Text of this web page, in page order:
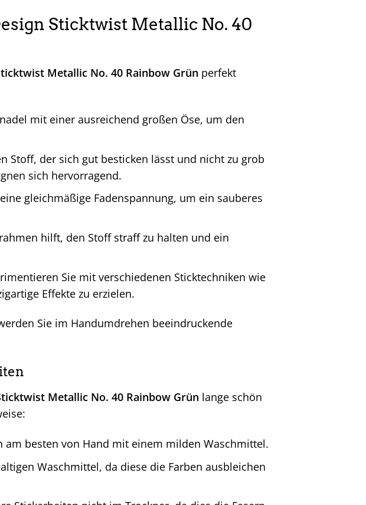
Sticktwist Metallic No. 40
Metallic No. 40 Rainbow Grün perfekt
mit einer ausreichend großen Öse, um den
Stoff, der sich gut besticken lässt und nicht zu grob
sich hervorragend.
gleichmäßige Fadenspannung, um ein sauberes
hilft, den Stoff straff zu halten und ein
Sie mit verschiedenen Sticktechniken wie
Effekte zu erzielen.
Sie im Handumdrehen beeindruckende
Metallic No. 40 Rainbow Grün lange schön
am besten von Hand mit einem milden Waschmittel.
Waschmittel, da diese die Farben ausbleichen